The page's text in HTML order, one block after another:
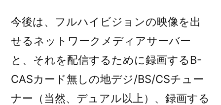
今後は、フルハイビジョンの映像を出
せるネットワークメディアサーバー
と、それを配信するために録画するB-
CASカード無しの地デジ/BS/CSチュー
ナー（当然、デュアル以上）、録画する